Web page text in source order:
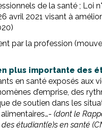
de la santé ; Loi
2021 visant à
par la profession
plus importante des
en santé exposés aux
d’emprise, des
de soutien dans les
alimentaires…-(dont le
étudiant(e)s en santé